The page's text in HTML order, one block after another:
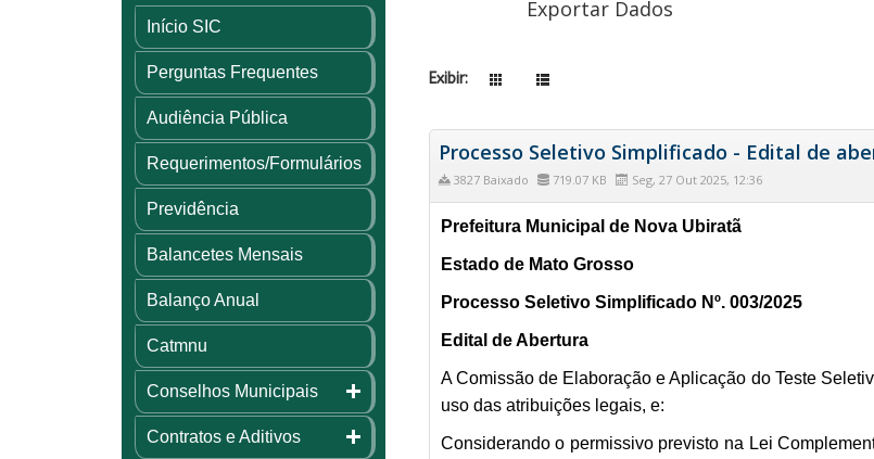
Início SIC
Perguntas Frequentes
Audiência Pública
Requerimentos/Formulários
Previdência
Balancetes Mensais
Balanço Anual
Catmnu
Conselhos Municipais
Contratos e Aditivos
Exportar Dados
Exibir:
Processo Seletivo Simplificado - Edital de
3827 Baixado 719.07 KB Seg, 27 Out 2025, 12:36
Prefeitura Municipal de Nova Ubiratã
Estado de Mato Grosso
Processo Seletivo Simplificado Nº. 003/2025
Edital de Abertura
A Comissão de Elaboração e Aplicação do Teste
uso das atribuições legais, e:
Considerando o permissivo previsto na Lei